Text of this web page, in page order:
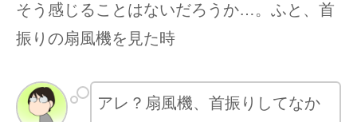
そう感じることはないだろうか…。ふと、首
振りの扇風機を見た時
アレ？扇風機、首振りしてなか